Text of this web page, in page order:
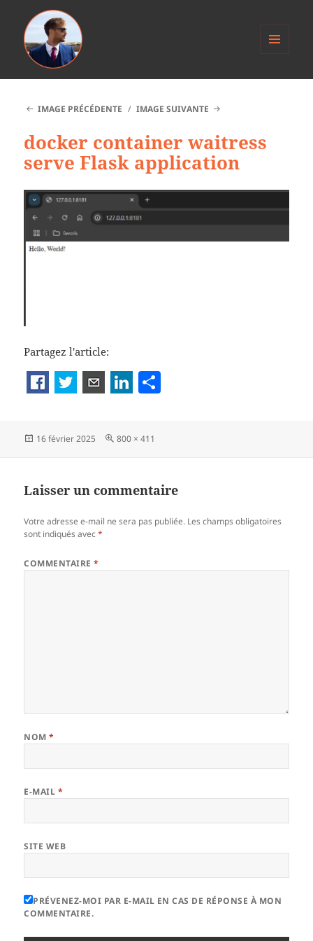
WIDGETS
IMAGE PRÉCÉDENTE IMAGE SUIVANTE
docker container waitress
serve Flask application
Partagez l'article:
er
Publié
16 février 2025
Taille
800 × 411
Laisser un commentaire
Votre adresse e-mail ne sera pas publiée. Les champs obligatoires
sont indiqués avec*
COMMENTAIRE*
NOM*
E-MAIL *
SITE WEB
PRÉVENEZ-MOI PAR E-MAIL EN CAS DE RÉPONSE À MON
COMMENTAIRE.